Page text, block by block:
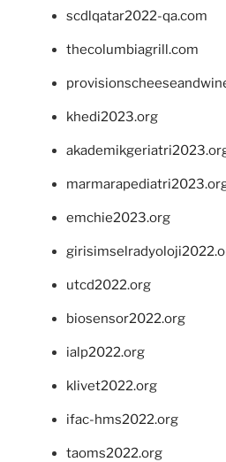
scdlqatar2022-qa.com
thecolumbiagrill.com
khedi2023.org
emchie2023.org
utcd2022.org
biosensor2022.org
ialp2022.org
klivet2022.org
ifac-hms2022.org
taoms2022.org